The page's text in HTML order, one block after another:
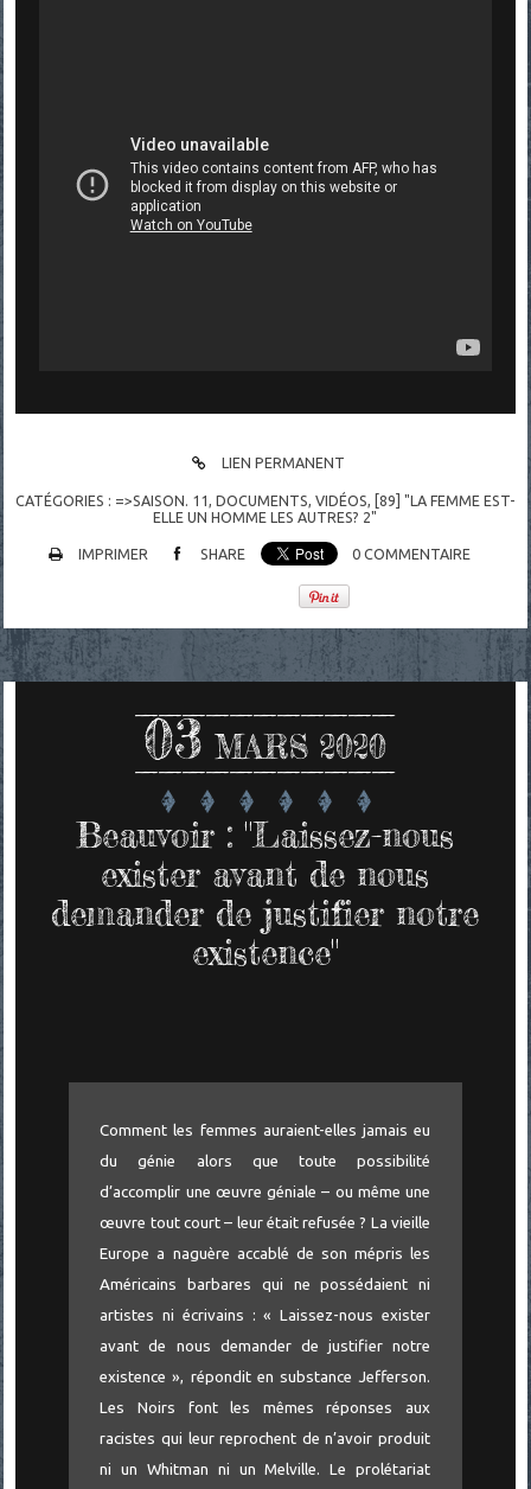
LIEN PERMANENT
CATÉGORIES : =>SAISON. 11, DOCUMENTS, VIDÉOS, [89] "LA FEMME EST-
ELLE UN HOMME LES AUTRES? 2"
IMPRIMER SHARE 0 COMMENTAIRE
03 MARS 2020
Beauvoir : "Laissez-nous
exister avant de nous
demander de justifier notre
existence"
Comment les femmes auraient-elles jamais eu
du génie alors que toute possibilité
d’accomplir une œuvre géniale – ou même une
œuvre tout court – leur était refusée ? La vieille
Europe a naguère accablé de son mépris les
Américains barbares qui ne possédaient ni
artistes ni écrivains : « Laissez-nous exister
avant de nous demander de justifier notre
existence », répondit en substance Jefferson.
Les Noirs font les mêmes réponses aux
racistes qui leur reprochent de n’avoir produit
ni un Whitman ni un Melville. Le prolétariat